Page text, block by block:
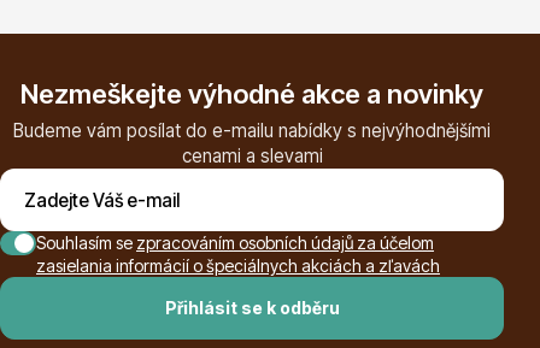
Plazivé rostliny
Nezmeškejte výhodné akce a novinky
Budeme vám posílat do e-mailu nabídky s nejvýhodnějšími
cenami a slevami
Přihlásit se k odběru
Souhlasím se zpracováním osobních údajů za účelom
zasielania informácií o špeciálnych akciách a zľavách